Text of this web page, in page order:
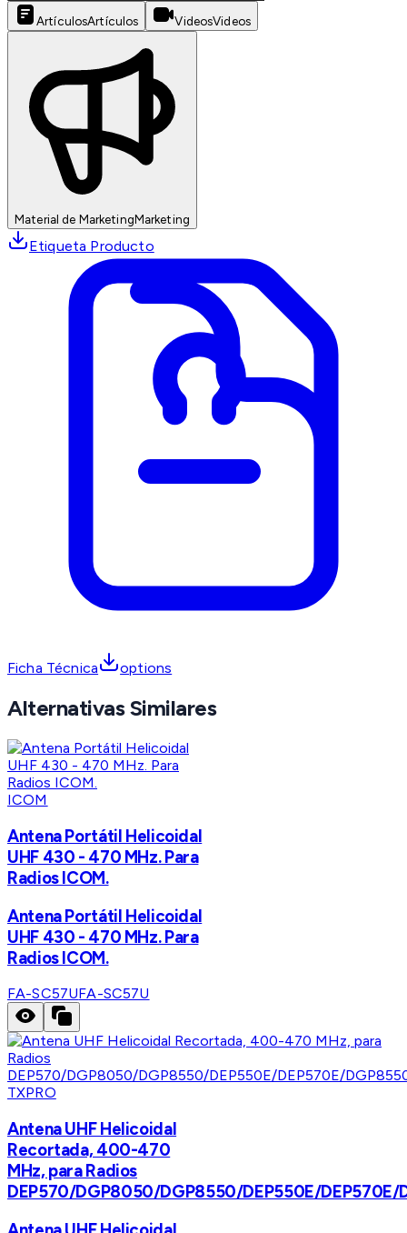
ArtículosArtículos VideosVideos
Material de MarketingMarketing
Etiqueta Producto
Ficha Técnica options
Alternativas Similares
ICOM
Antena Portátil Helicoidal
UHF 430 - 470 MHz. Para
Radios ICOM.
Antena Portátil Helicoidal
UHF 430 - 470 MHz. Para
Radios ICOM.
FA-SC57UFA-SC57U
TXPRO
Antena UHF Helicoidal
Recortada, 400-470
MHz, para Radios
DEP570/DGP8050/DGP8550/DEP550E/DEP570E/